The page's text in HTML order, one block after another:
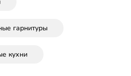
гарнитуры
кухни